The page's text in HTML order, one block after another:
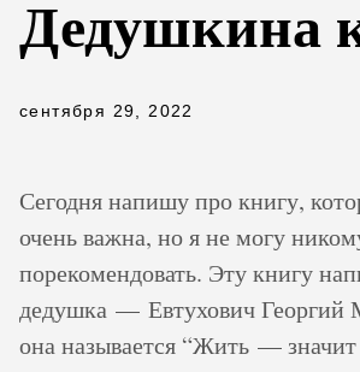
Дедушкина
сентября 29, 2022
Сегодня напишу про книгу,
очень важна, но я не могу
порекомендовать. Эту книгу
дедушка — Евтухович Георгий
она называется “Жить — значит